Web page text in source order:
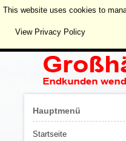
Hauptmenü
Startseite
This website uses cookies to
View Privacy Policy